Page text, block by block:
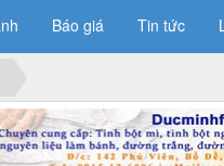
Báo giá Tin tức